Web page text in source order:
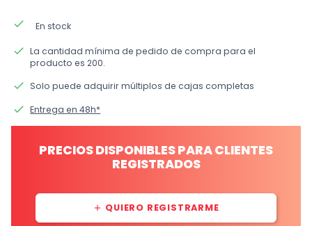
done En stock
done La cantidad mínima de pedido de compra para el
producto es 200.
done Solo puede adquirir múltiplos de cajas completas
done Entrega en 48h*
PRECIOS DISPONIBLES PARA CLIENTES
REGISTRADOS
add QUIERO REGISTRARME